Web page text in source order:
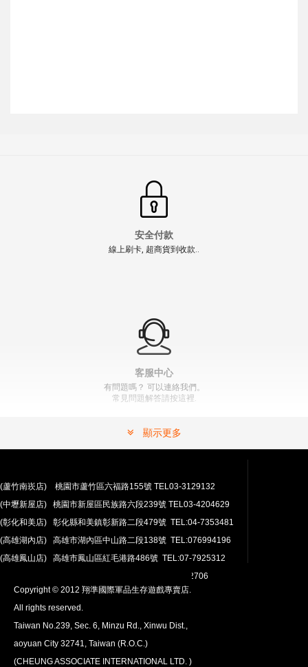
安全付款
線上刷卡, 超商貨到收款..
客服中心
有問題嗎？ 可以連絡我們。
常見問題解答請按這裡.
安心購買
100％付款保護。 簡單
退貨政策
全球配送
我們將運送至全球
顯示更多
(蘆竹南崁店) 桃園市蘆竹區六福路155號 TEL03-3129132
(中壢新屋店) 桃園市新屋區民族路六段239號 TEL03-4204629
(彰化和美店) 彰化縣和美鎮彰新路二段479號 TEL:04-7353481
(高雄湖內店) 高雄市湖內區中山路二段138號 TEL:076994196
(高雄鳳山店) 高雄市鳳山區紅毛港路486號 TEL:07-7925312
翔準網路部門:TEL 03-4202763 03-4202706
Copyright © 2012 翔準國際軍品生存遊戲專賣店.
All rights reserved.
Taiwan No.239, Sec. 6, Minzu Rd., Xinwu Dist.,
aoyuan City 32741, Taiwan (R.O.C.)
(CHEUNG ASSOCIATE INTERNATIONAL LTD. )